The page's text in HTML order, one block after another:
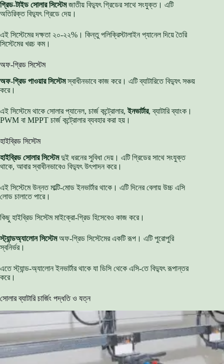
গ্রিড-টাইড সোলার সিস্টেমজাতীয় বিদ্যুৎ গ্রিডের সাথে সংযুক্ত। এটি
অতিরিক্ত বিদ্যুৎ গ্রিডে দেয়।
এই সিস্টেমের দক্ষতা ২০-২২%। কিন্তু পলিক্রিস্টালাইন প্যানেল দিয়ে তৈরি
সিস্টেমের খরচ কম।
অফ-গ্রিড সিস্টেম
অফ-গ্রিড পাওয়ার সিস্টেমস্বাধীনভাবে কাজ করে। এটি ব্যাটারিতে বিদ্যুৎ সঞ্চয়
করে।
এই সিস্টেমে থাকে সোলার প্যানেল, চার্জ কন্ট্রোলার,ইনভার্টার, ব্যাটারি ব্যাংক।
PWM বা MPPT চার্জ কন্ট্রোলার ব্যবহার করা হয়।
হাইব্রিড সিস্টেম
হাইব্রিড সোলার সিস্টেমদুই ধরনের সুবিধা দেয়। এটি গ্রিডের সাথে সংযুক্ত
থাকে, আবার স্বাধীনভাবেও বিদ্যুৎ উৎপাদন করে।
এই সিস্টেমে উন্নত মাল্টি-মোড ইনভার্টার থাকে। এটি দিনের বেলায় উচ্চ এসি
লোড চালাতে পারে।
কিছু হাইব্রিড সিস্টেম মাইক্রো-গ্রিড হিসেবেও কাজ করে।
স্ট্যান্ডঅ্যালোন সিস্টেমঅফ-গ্রিড সিস্টেমের একটি রূপ। এটি পুরোপুরি
স্বনির্ভর।
এতে স্ট্যান্ড-অ্যালোন ইনভার্টার থাকে যা ডিসি থেকে এসি-তে বিদ্যুৎ রূপান্তর
করে।
সোলার ব্যাটারি চার্জিং পদ্ধতি ও যত্ন